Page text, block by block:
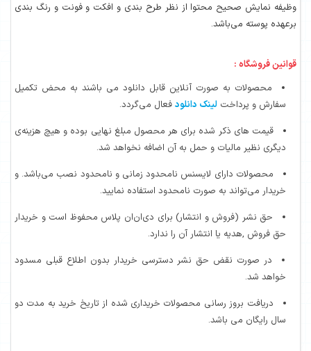
وظیفه نمایش صحیح محتوا از نظر طرح بندی و افکت و فونت و رنگ بندی
برعهده پوسته می‌باشد.
قوانین فروشگاه :
محصولات به صورت آنلاین قابل دانلود می باشند به محض تکمیل
سفارش و پرداخت لینک دانلود فعال می‌گردد.
قیمت های ذکر شده برای هر محصول مبلغ نهایی بوده و هیچ هزینه‌ی
دیگری نظیر مالیات و حمل به آن اضافه نخواهد شد.
محصولات دارای لایسنس نامحدود زمانی و نامحدود نصب می‌باشد. و
خریدار می‌تواند به صورت نامحدود استفاده نمایید.
حق نشر (فروش و انتشار) برای دی‌ان‌ان پلاس محفوظ است و خریدار
حق فروش ,هدیه یا انتشار آن را ندارد.
در صورت نقض حق نشر دسترسی خریدار بدون اطلاع قبلی مسدود
خواهد شد.
دریافت بروز رسانی محصولات خریداری شده از تاریخ خرید به مدت دو
سال رایگان می باشد.